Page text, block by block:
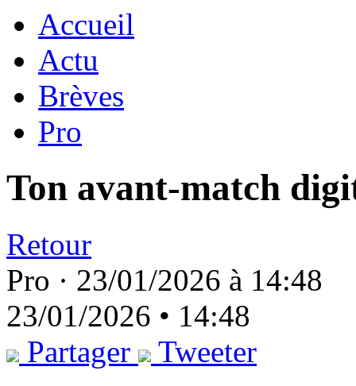
Accueil
Actu
Brèves
Pro
Ton avant-match
Retour
Pro · 23/01/2026 à 14:48
23/01/2026 • 14:48
Partager
Tweeter